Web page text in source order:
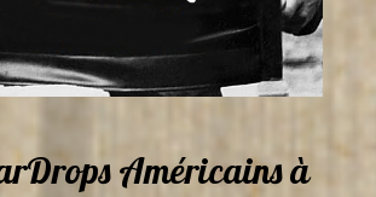
Américains à